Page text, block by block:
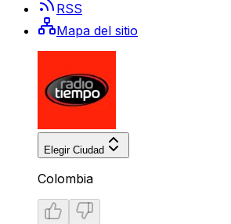
RSS
Mapa del sitio
Elegir Ciudad
Colombia